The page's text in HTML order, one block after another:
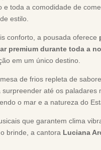
toda a comodidade de
estilo.
conforto, a pousada oferece
premium durante toda a
em um único destino.
mesa de frios repleta de
surpreender até os
o mar e a natureza do
que garantem clima
brinde, a cantora Luciana